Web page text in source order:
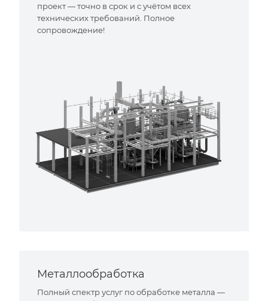
проект — точно в срок и с учётом всех
технических требований. Полное
сопровождение!
Металлообработка
Полный спектр услуг по обработке металла —